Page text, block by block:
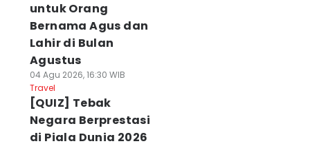
untuk Orang
Bernama Agus dan
Lahir di Bulan
Agustus
04 Agu 2026, 16:30 WIB
Travel
[QUIZ] Tebak
Negara Berprestasi
di Piala Dunia 2026